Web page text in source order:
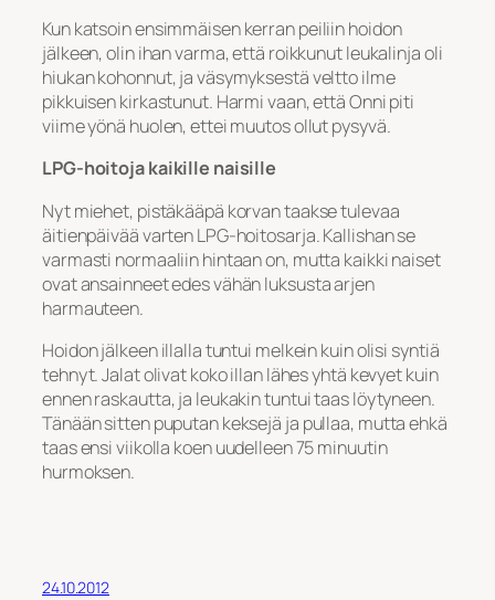
Kun katsoin ensimmäisen kerran peiliin hoidon
jälkeen, olin ihan varma, että roikkunut leukalinja oli
hiukan kohonnut, ja väsymyksestä veltto ilme
pikkuisen kirkastunut. Harmi vaan, että Onni piti
viime yönä huolen, ettei muutos ollut pysyvä.
LPG-hoitoja kaikille naisille
Nyt miehet, pistäkääpä korvan taakse tulevaa
äitienpäivää varten LPG-hoitosarja. Kallishan se
varmasti normaaliin hintaan on, mutta kaikki naiset
ovat ansainneet edes vähän luksusta arjen
harmauteen.
Hoidon jälkeen illalla tuntui melkein kuin olisi syntiä
tehnyt. Jalat olivat koko illan lähes yhtä kevyet kuin
ennen raskautta, ja leukakin tuntui taas löytyneen.
Tänään sitten puputan keksejä ja pullaa, mutta ehkä
taas ensi viikolla koen uudelleen 75 minuutin
hurmoksen.
24.10.2012